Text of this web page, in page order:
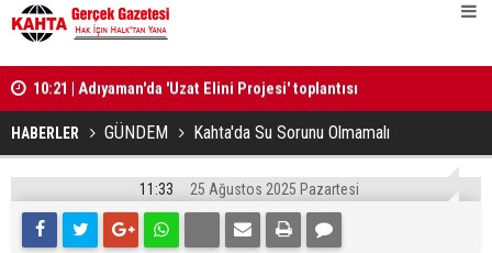
10:21 | Adıyaman'da 'Uzat Elini Projesi' toplantısı
gerçekleştirildi
HABERLER GÜNDEM Kahta'da Su Sorunu Olmamalı
11:33 25 Ağustos 2025 Pazartesi